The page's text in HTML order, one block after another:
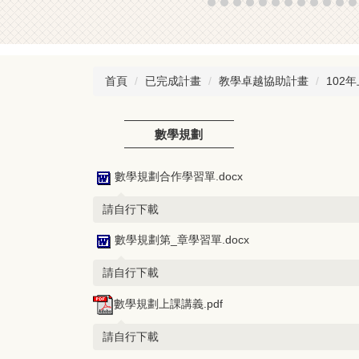
首頁 已完成計畫 教學卓越協助計畫 102
數學規劃
數學規劃合作學習單.docx
請自行下載
數學規劃第_章學習單.docx
請自行下載
數學規劃上課講義.pdf
請自行下載